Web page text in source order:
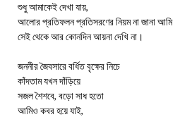
শুধু আমাকেই দেখা যায়,
আলোর প্রতিফলন প্রতিসরণের নিয়ম না জানা আমি
সেই থেকে আর কোনদিন আয়না দেখি না।
জননীর জৈবসারে বর্ধিত বৃক্ষের নিচে
কাঁদতাম যখন দাঁড়িয়ে
সজল শৈশবে, বড়ো সাধ হতো
আমিও কবর হয়ে যাই,